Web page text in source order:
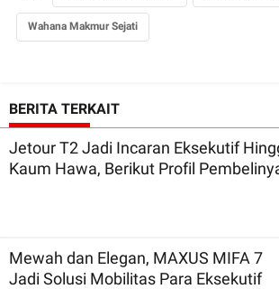
Wahana Makmur Sejati
BERITA TERKAIT
Jetour T2 Jadi Incaran Eksekutif
Kaum Hawa, Berikut Profil
Mewah dan Elegan, MAXUS MIFA 7
Jadi Solusi Mobilitas Para Eksekutif